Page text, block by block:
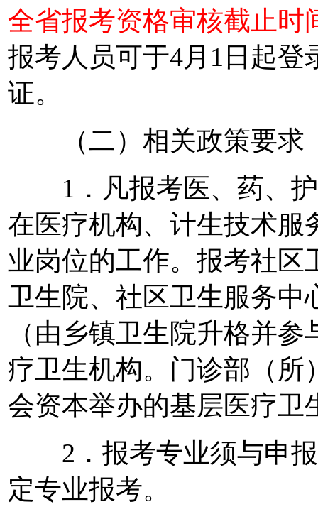
全省报考资格审核截止时
报考人员可于4月1日起
证。
（二）相关政策要求
1．凡报考医、药、护
在医疗机构、计生技术服
业岗位的工作。报考社区
卫生院、社区卫生服务
（由乡镇卫生院升格并
疗卫生机构。门诊部（所
会资本举办的基层医疗卫
2．报考专业须与申报
定专业报考。